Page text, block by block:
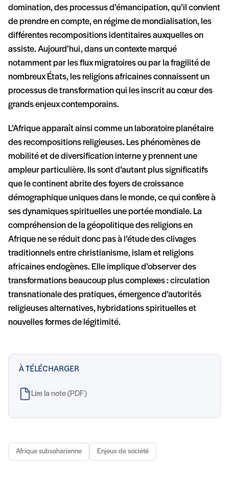
domination, des processus d’émancipation, qu’il convient
de prendre en compte, en régime de mondialisation, les
différentes recompositions identitaires auxquelles on
assiste. Aujourd’hui, dans un contexte marqué
notamment par les flux migratoires ou par la fragilité de
nombreux États, les religions africaines connaissent un
processus de transformation qui les inscrit au cœur des
grands enjeux contemporains.
L’Afrique apparaît ainsi comme un laboratoire planétaire
des recompositions religieuses. Les phénomènes de
mobilité et de diversification interne y prennent une
ampleur particulière. Ils sont d’autant plus significatifs
que le continent abrite des foyers de croissance
démographique uniques dans le monde, ce qui confère à
ses dynamiques spirituelles une portée mondiale. La
compréhension de la géopolitique des religions en
Afrique ne se réduit donc pas à l’étude des clivages
traditionnels entre christianisme, islam et religions
africaines endogènes. Elle implique d’observer des
transformations beaucoup plus complexes : circulation
transnationale des pratiques, émergence d’autorités
religieuses alternatives, hybridations spirituelles et
nouvelles formes de légitimité.
À TÉLÉCHARGER
Lire la note (PDF)
Afrique subsaharienne Enjeux de société